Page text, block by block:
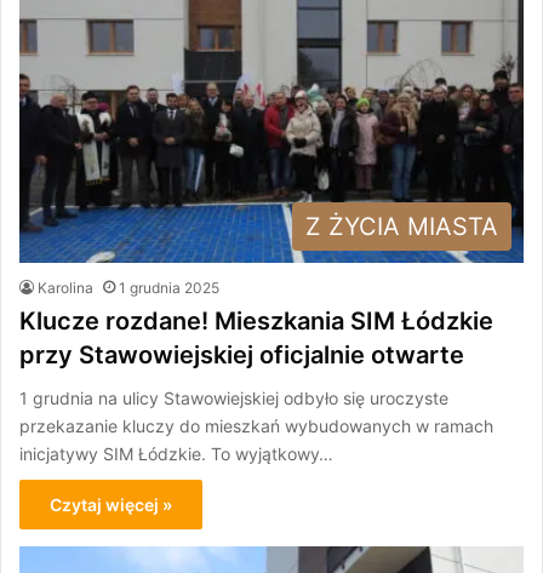
Z ŻYCIA MIASTA
Karolina 1 grudnia 2025
Klucze rozdane! Mieszkania SIM Łódzkie
przy Stawowiejskiej oficjalnie otwarte
1 grudnia na ulicy Stawowiejskiej odbyło się uroczyste
przekazanie kluczy do mieszkań wybudowanych w ramach
inicjatywy SIM Łódzkie. To wyjątkowy…
Czytaj więcej »